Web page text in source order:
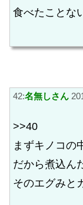
食べたことな
42:名無しさん
>>40
まずキノコの
だから煮込ん
そのエグみと